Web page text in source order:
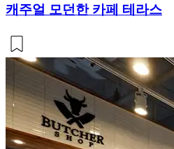
캐주얼 모던한 카페 테라스